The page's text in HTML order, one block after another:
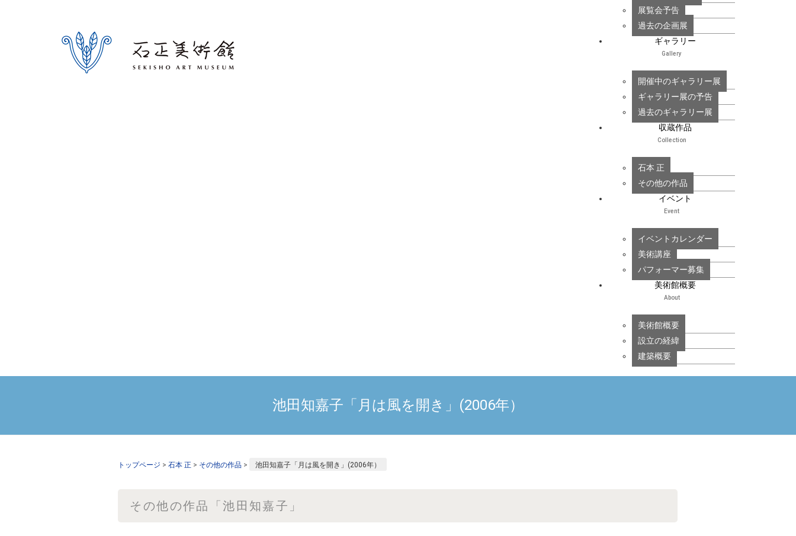
展覧会予告
過去の企画展
ギャラリー
Gallery
開催中のギャラリー展
ギャラリー展の予告
過去のギャラリー展
収蔵作品
Collection
石本 正
その他の作品
イベント
Event
イベントカレンダー
美術講座
パフォーマー募集
美術館概要
About
美術館概要
設立の経緯
建築概要
池田知嘉子「月は風を開き」(2006年）
トップページ >石本 正 > その他の作品 > 池田知嘉子「月は風を開き」(2006年）
その他の作品「池田知嘉子」